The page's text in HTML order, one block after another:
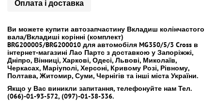
Оплата і доставка
Ви можете купити автозапчастину Вкладиш колінчастого
вала/Вкладиші корінні (комплект)
BRG200005/BRG200010 для автомобіля MG350/5/3 Cross в
інтернет-магазині Лао Партс з доставкою у Запоріжжі,
Дніпро, Вінниці, Харкові, Одесі, Львові, Миколаїв,
Черкасах, Маріуполі, Херсоні, Кривому Розі, Рівному,
Полтава, Житомир, Суми, Чернігів та інші міста України.
Якщо у Вас виникли запитання, телефонуйте нам Тел.
(066)-01-93-572, (097)-01-38-336.